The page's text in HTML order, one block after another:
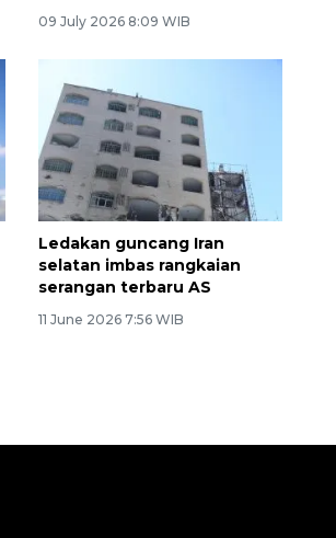
09 July 2026 8:09 WIB
Ledakan guncang Iran
selatan imbas rangkaian
serangan terbaru AS
11 June 2026 7:56 WIB